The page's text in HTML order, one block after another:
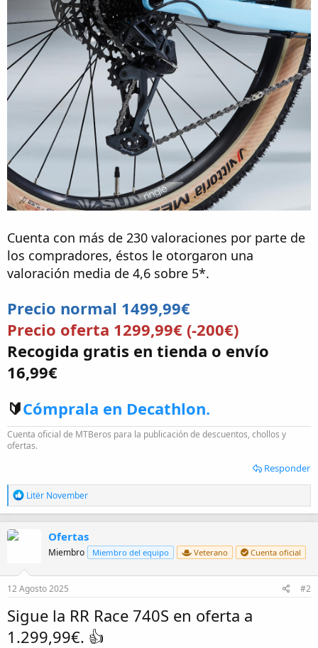
Cuenta con más de 230 valoraciones por parte de
los compradores, éstos le otorgaron una
valoración media de 4,6 sobre 5*.
Precio normal 1499,99€
Precio oferta 1299,99€ (-200€)
Recogida gratis en tienda o envío
16,99€
🔰Cómprala en Decathlon.
Cuenta oficial de MTBeros para la publicación de descuentos, chollos y
ofertas.
Responder
R
e
a
n
e
s
Litër November
Ofertas
Miembro Miembro del equipo Veterano Cuenta oficial
12 Agosto 2025 #2
Sigue la RR Race 740S en oferta a
1.299,99€. 👍